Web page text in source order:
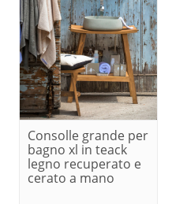
Consolle grande per
bagno xl in teack
legno recuperato e
cerato a mano